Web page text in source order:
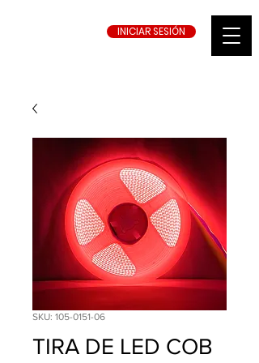
INICIAR SESIÓN
SKU: 105-0151-06
TIRA DE LED COB